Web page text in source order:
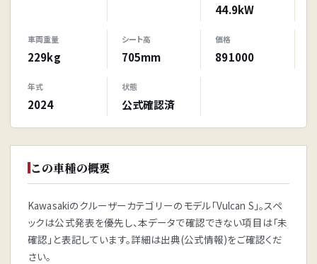
44.9kW
車両重量
229kg
シート高
705mm
価格
891000
年式
2024
状態
公式確認済
この車種の概要
Kawasakiのクルーザーカテゴリーのモデル「Vulcan S」。スペ
ックは公式発表を優先し、本データで確認できない項目は「未
確認」と表記しています。詳細は出典(公式情報)をご確認くだ
さい。